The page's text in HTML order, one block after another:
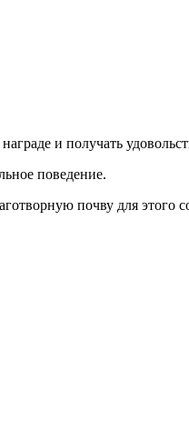
и получать
поведение.
почву для этого